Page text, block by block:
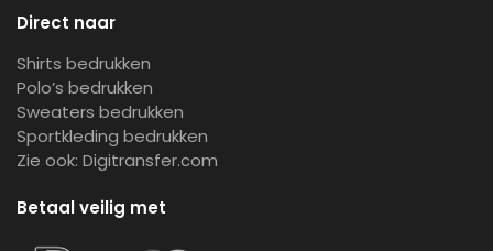
Direct naar
Shirts bedrukken
Polo’s bedrukken
Sweaters bedrukken
Sportkleding bedrukken
Zie ook: Digitransfer.com
Betaal veilig met